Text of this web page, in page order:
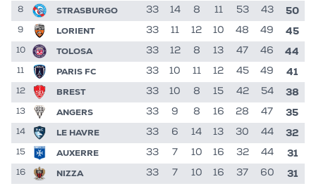
8 STRASBURGO 33 14 8 11 53 43 50
9 LORIENT 33 11 12 10 48 49 45
10 TOLOSA 33 12 8 13 47 46 44
11 PARIS FC 33 10 11 12 45 49 41
12 BREST 33 10 8 15 42 54 38
13 ANGERS 33 9 8 16 28 47 35
14 LE HAVRE 33 6 14 13 30 44 32
15 AUXERRE 33 7 10 16 32 44 31
16 NIZZA 33 7 10 16 37 60 31